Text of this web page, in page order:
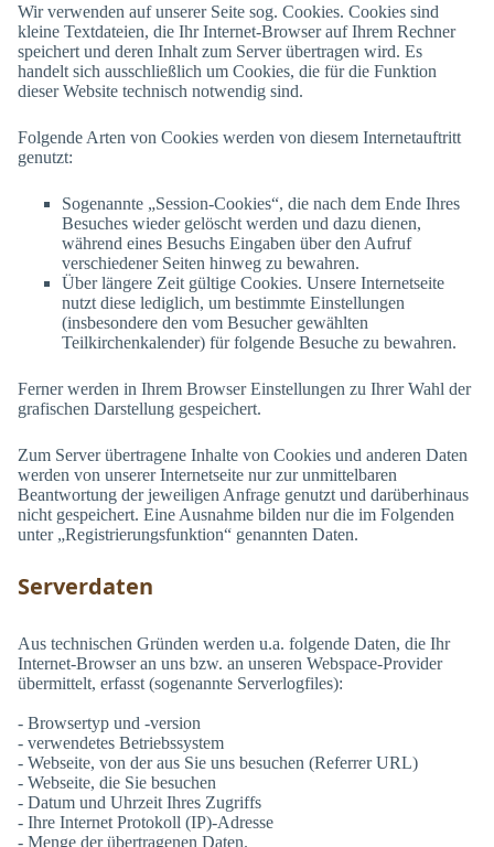
Wir verwenden auf unserer Seite sog. Cookies. Cookies sind
kleine Textdateien, die Ihr Internet-Browser auf Ihrem Rechner
speichert und deren Inhalt zum Server übertragen wird. Es
handelt sich ausschließlich um Cookies, die für die Funktion
dieser Website technisch notwendig sind.
Folgende Arten von Cookies werden von diesem Internetauftritt
genutzt:
Sogenannte „Session-Cookies“, die nach dem Ende Ihres
Besuches wieder gelöscht werden und dazu dienen,
während eines Besuchs Eingaben über den Aufruf
verschiedener Seiten hinweg zu bewahren.
Über längere Zeit gültige Cookies. Unsere Internetseite
nutzt diese lediglich, um bestimmte Einstellungen
(insbesondere den vom Besucher gewählten
Teilkirchenkalender) für folgende Besuche zu bewahren.
Ferner werden in Ihrem Browser Einstellungen zu Ihrer Wahl der
grafischen Darstellung gespeichert.
Zum Server übertragene Inhalte von Cookies und anderen Daten
werden von unserer Internetseite nur zur unmittelbaren
Beantwortung der jeweiligen Anfrage genutzt und darüberhinaus
nicht gespeichert. Eine Ausnahme bilden nur die im Folgenden
unter „Registrierungsfunktion“ genannten Daten.
Serverdaten
Aus technischen Gründen werden u.a. folgende Daten, die Ihr
Internet-Browser an uns bzw. an unseren Webspace-Provider
übermittelt, erfasst (sogenannte Serverlogfiles):
- Browsertyp und -version
- verwendetes Betriebssystem
- Webseite, von der aus Sie uns besuchen (Referrer URL)
- Webseite, die Sie besuchen
- Datum und Uhrzeit Ihres Zugriffs
- Ihre Internet Protokoll (IP)-Adresse
- Menge der übertragenen Daten.